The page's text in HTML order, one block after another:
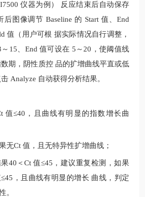
仪器为例）
反应结束后自动保存
后图像调节Baseline 的 Start值、End
值（用户可根 据实际情况自行调整，
～ 15 End 值可设在 5 ～ 20 ，使阈值线
期，阴性质控品的扩增曲线平直或低
Analyze 自动获得分析结果。
值≤40 ，且曲线有明显的指数增长曲
无Ct 值，且无特异性扩增曲线；
40 ＜Ct值≤45 ，建议重复检测，如果
≤45 ，且曲线有明显的增长 曲线，判定
。